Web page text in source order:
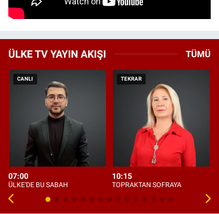
ÜLKE TV YAYIN AKIŞI TÜMÜ
CANLI
07:00
ÜLKE'DE BU SABAH
TEKRAR
10:15
TOPRAKTAN SOFRAYA